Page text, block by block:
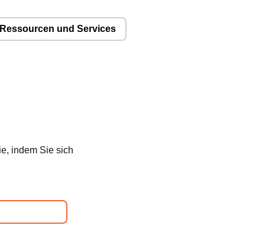
Ressourcen und Services
indem Sie sich